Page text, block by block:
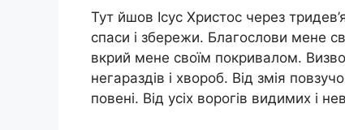
Тут йшов Ісус Христос через
спаси і збережи. Благослови мене
вкрий мене своїм покривалом.
негараздів і хвороб. Від змія
повені. Від усіх ворогів видимих і